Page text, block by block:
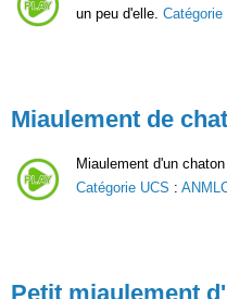
un peu d'elle. Catégorie
Miaulement de
Miaulement d'un
Catégorie UCS :
Petit miaulement